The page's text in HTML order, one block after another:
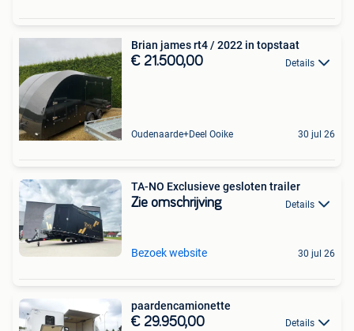
Brian james rt4 / 2022 in topstaat
€ 21.500,00 Details
Oudenaarde+Deel Ooike 30 jul 26
TA-NO Exclusieve gesloten trailer
Zie omschrijving Details
Bezoek website 30 jul 26
paardencamionette
€ 29.950,00 Details